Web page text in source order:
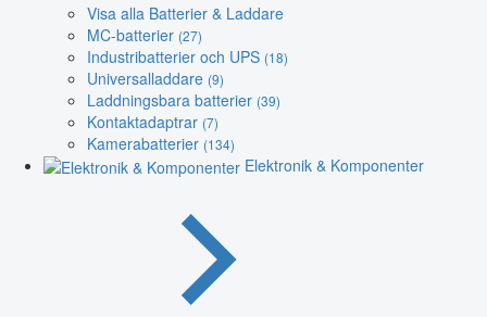
Visa alla Batterier & Laddare
MC-batterier (27)
Industribatterier och UPS (18)
Universalladdare (9)
Laddningsbara batterier (39)
Kontaktadaptrar (7)
Kamerabatterier (134)
Elektronik & Komponenter